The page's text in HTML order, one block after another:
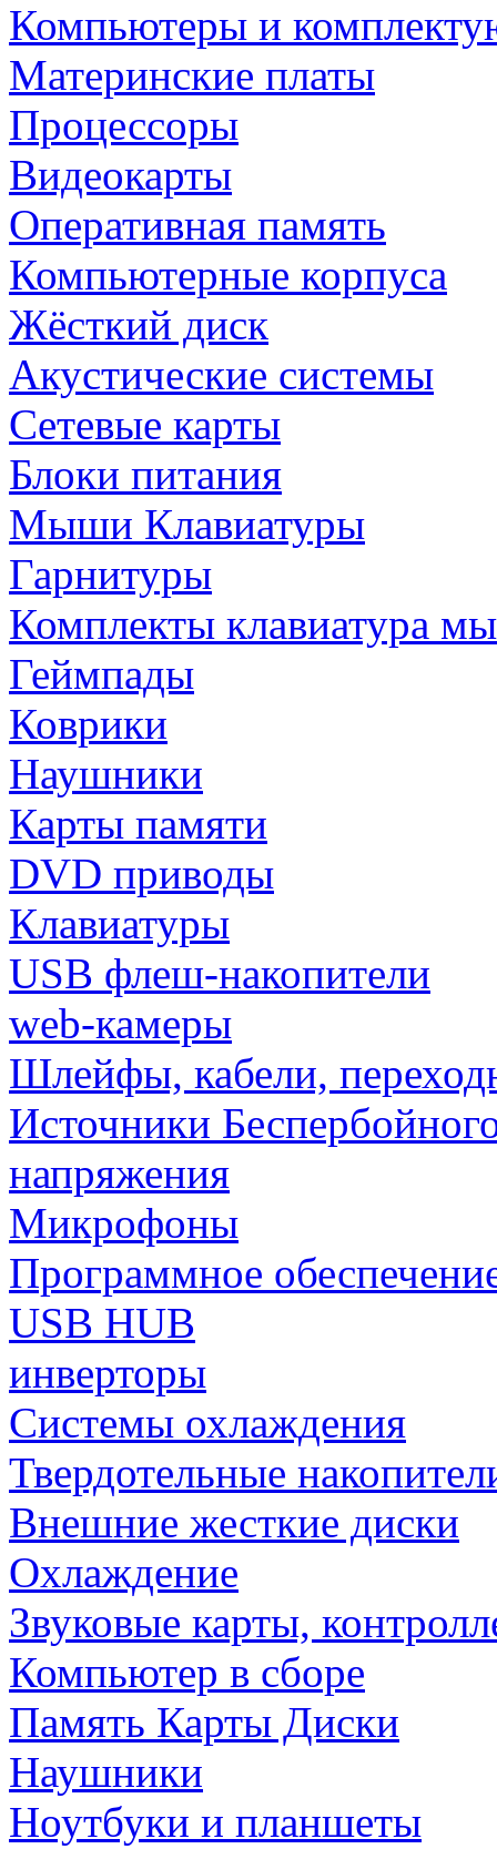
Компьютеры и
Материнские платы
Процессоры
Видеокарты
Оперативная память
Компьютерные корпуса
Жёсткий диск
Акустические системы
Сетевые карты
Блоки питания
Мыши Клавиатуры
Гарнитуры
Комплекты клавиатура
Геймпады
Коврики
Наушники
Карты памяти
DVD приводы
Клавиатуры
USB флеш-накопители
web-камеры
Шлейфы, кабели,
Источники
напряжения
Микрофоны
Программное
USB HUB
инверторы
Системы охлаждения
Твердотельные
Внешние жесткие диски
Охлаждение
Звуковые карты,
Компьютер в сборе
Память Карты Диски
Наушники
Ноутбуки и планшеты